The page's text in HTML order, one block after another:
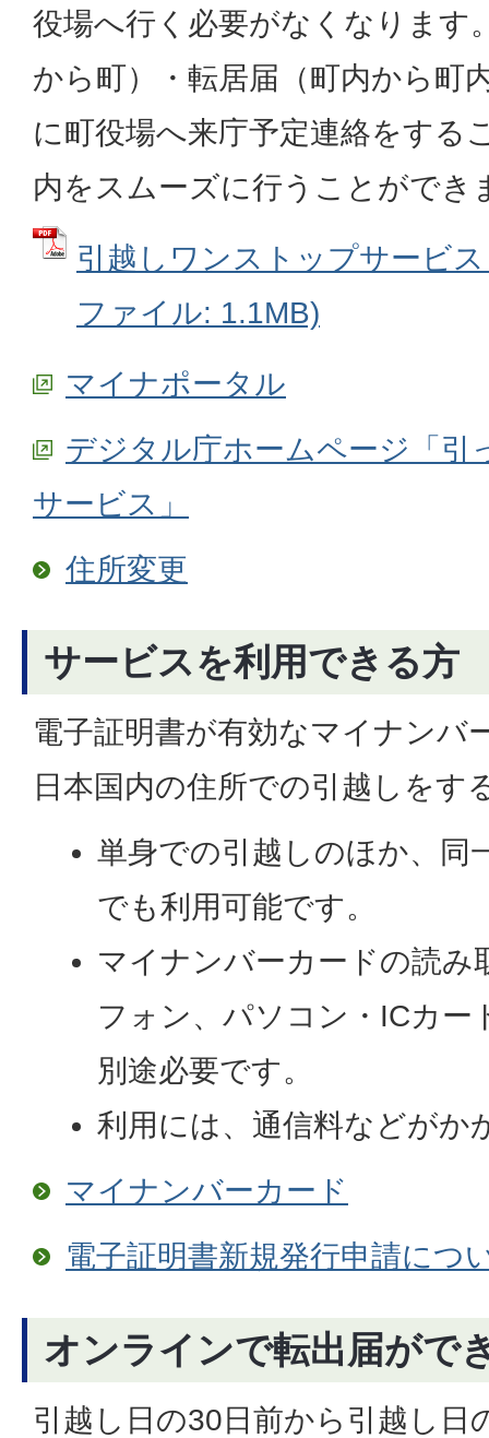
役場へ行く必要がなくなります
から町）・転居届（町内から町
に町役場へ来庁予定連絡をする
内をスムーズに行うことができ
引越しワンストップサービ
ファイル: 1.1MB)
マイナポータル
デジタル庁ホームページ「引
サービス」
住所変更
サービスを利用できる方
電子証明書が有効なマイナンバ
日本国内の住所での引越しをす
単身での引越しのほか、同
でも利用可能です。
マイナンバーカードの読み
フォン、パソコン・ICカー
別途必要です。
利用には、通信料などがか
マイナンバーカード
電子証明書新規発行申請につ
オンラインで転出届がで
引越し日の30日前から引越し日